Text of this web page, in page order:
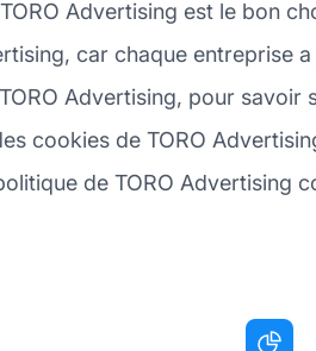
Advertising est le bon
car chaque entreprise
Advertising, pour
cookies de TORO
de TORO Advertising